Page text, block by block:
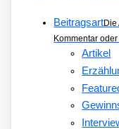
Beitragsart
Kommentar
Artikel